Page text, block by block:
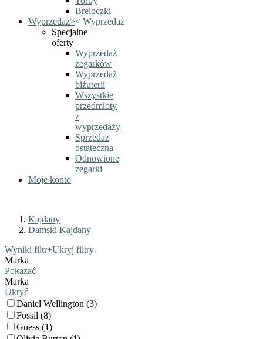
Breloczki
Wyprzedaż>< Wyprzedaż
Specjalne
oferty
Wyprzedaż
zegarków
Wyprzedaż
biżuterii
Wszystkie
przedmioty
z
wyprzedaży
Sprzedaż
ostateczna
Odnowione
zegarki
Moje konto
Kajdany
Damski Kajdany
Wyniki filtr+Ukryj filtry-
Marka
Pokazać
Marka
Ukryć
Daniel Wellington (3)
Fossil (8)
Guess (1)